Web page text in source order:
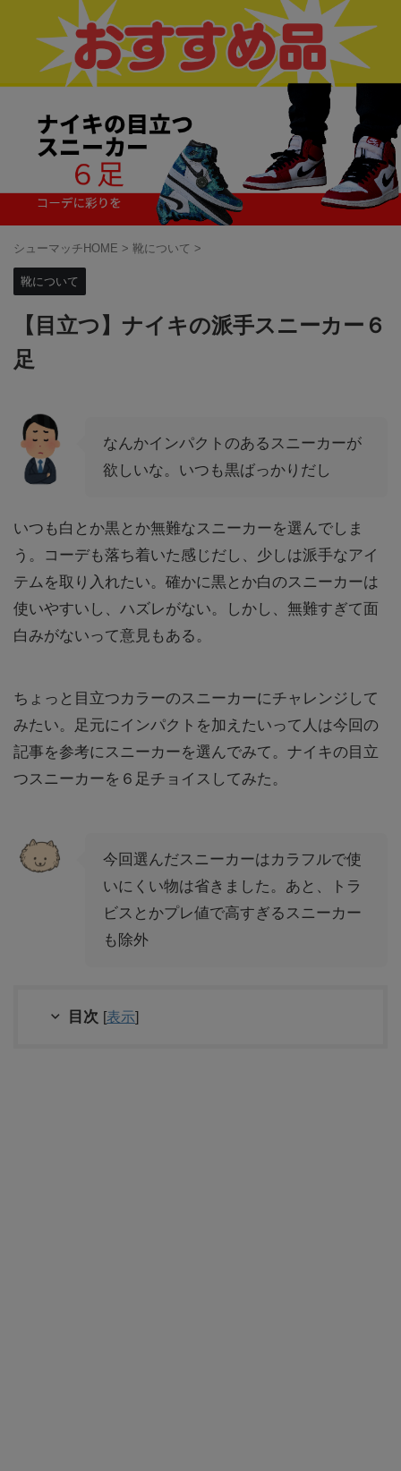
シューマッチHOME > 靴について >
靴について
【目立つ】ナイキの派手スニーカー６
足
なんかインパクトのあるスニーカーが
欲しいな。いつも黒ばっかりだし
いつも白とか黒とか無難なスニーカーを選んでしま
う。コーデも落ち着いた感じだし、少しは派手なアイ
テムを取り入れたい。確かに黒とか白のスニーカーは
使いやすいし、ハズレがない。しかし、無難すぎて面
白みがないって意見もある。
ちょっと目立つカラーのスニーカーにチャレンジして
みたい。足元にインパクトを加えたいって人は今回の
記事を参考にスニーカーを選んでみて。ナイキの目立
つスニーカーを６足チョイスしてみた。
今回選んだスニーカーはカラフルで使
いにくい物は省きました。あと、トラ
ビスとかプレ値で高すぎるスニーカー
も除外
目次 [表示]